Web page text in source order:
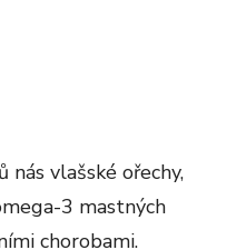
nás vlašské ořechy,
3 mastných
chorobami.